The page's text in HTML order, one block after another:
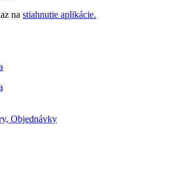
na stiahnutie aplikácie.
Objednávky